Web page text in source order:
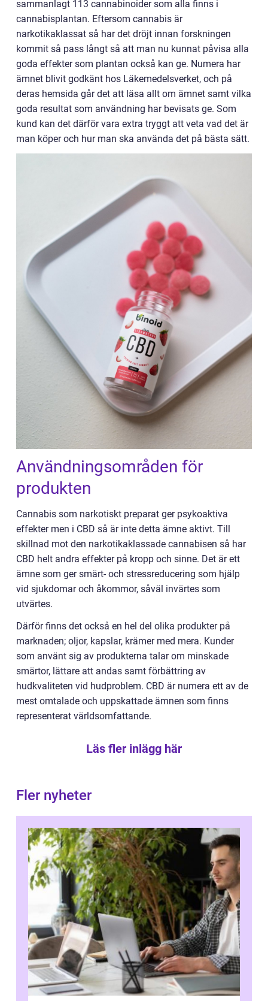
sammanlagt 113 cannabinoider som alla finns i
cannabisplantan. Eftersom cannabis är
narkotikaklassat så har det dröjt innan forskningen
kommit så pass långt så att man nu kunnat påvisa alla
goda effekter som plantan också kan ge. Numera har
ämnet blivit godkänt hos Läkemedelsverket, och på
deras hemsida går det att läsa allt om ämnet samt vilka
goda resultat som användning har bevisats ge. Som
kund kan det därför vara extra tryggt att veta vad det är
man köper och hur man ska använda det på bästa sätt.
Användningsområden för
produkten
Cannabis som narkotiskt preparat ger psykoaktiva
effekter men i CBD så är inte detta ämne aktivt. Till
skillnad mot den narkotikaklassade cannabisen så har
CBD helt andra effekter på kropp och sinne. Det är ett
ämne som ger smärt- och stressreducering som hjälp
vid sjukdomar och åkommor, såväl invärtes som
utvärtes.
Därför finns det också en hel del olika produkter på
marknaden; oljor, kapslar, krämer med mera. Kunder
som använt sig av produkterna talar om minskade
smärtor, lättare att andas samt förbättring av
hudkvaliteten vid hudproblem. CBD är numera ett av de
mest omtalade och uppskattade ämnen som finns
representerat världsomfattande.
Läs fler inlägg här
Fler nyheter